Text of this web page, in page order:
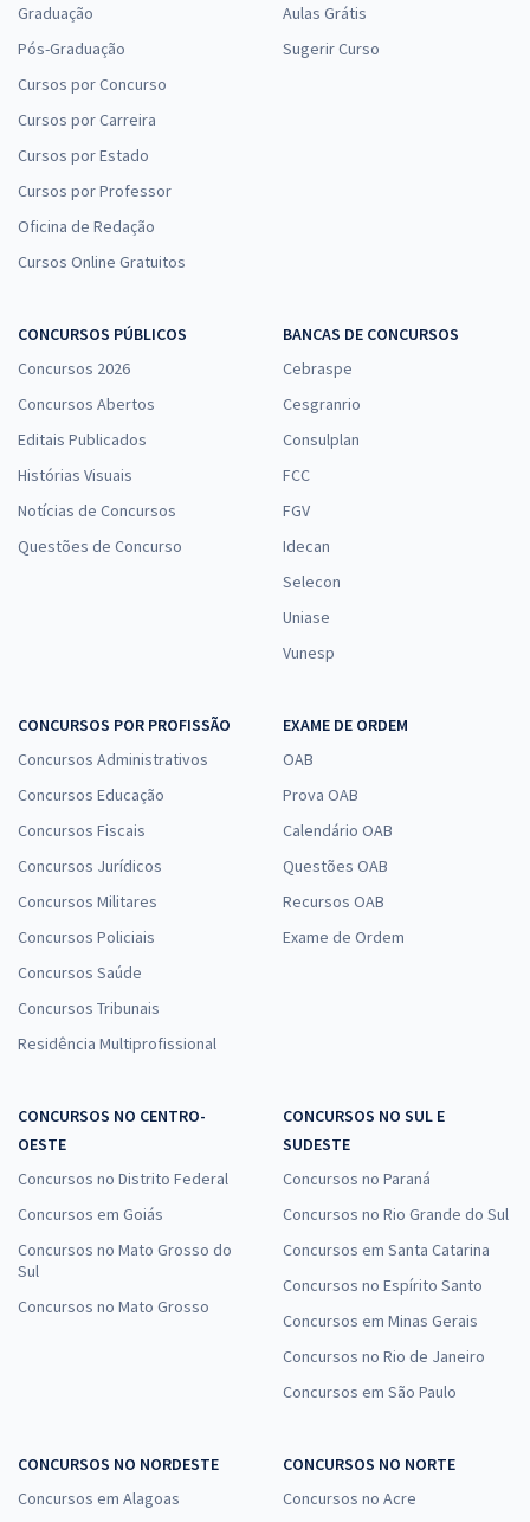
Graduação
Pós-Graduação
Cursos por Concurso
Cursos por Carreira
Cursos por Estado
Cursos por Professor
Oficina de Redação
Cursos Online Gratuitos
Aulas Grátis
Sugerir Curso
CONCURSOS PÚBLICOS
Concursos 2026
Concursos Abertos
Editais Publicados
Histórias Visuais
Notícias de Concursos
Questões de Concurso
BANCAS DE CONCURSOS
Cebraspe
Cesgranrio
Consulplan
FCC
FGV
Idecan
Selecon
Uniase
Vunesp
CONCURSOS POR PROFISSÃO
Concursos Administrativos
Concursos Educação
Concursos Fiscais
Concursos Jurídicos
Concursos Militares
Concursos Policiais
Concursos Saúde
Concursos Tribunais
Residência Multiprofissional
EXAME DE ORDEM
OAB
Prova OAB
Calendário OAB
Questões OAB
Recursos OAB
Exame de Ordem
CONCURSOS NO CENTRO-
OESTE
Concursos no Distrito Federal
Concursos em Goiás
Concursos no Mato Grosso do
Sul
Concursos no Mato Grosso
CONCURSOS NO SUL E
SUDESTE
Concursos no Paraná
Concursos no Rio Grande do Sul
Concursos em Santa Catarina
Concursos no Espírito Santo
Concursos em Minas Gerais
Concursos no Rio de Janeiro
Concursos em São Paulo
CONCURSOS NO NORDESTE
Concursos em Alagoas
CONCURSOS NO NORTE
Concursos no Acre